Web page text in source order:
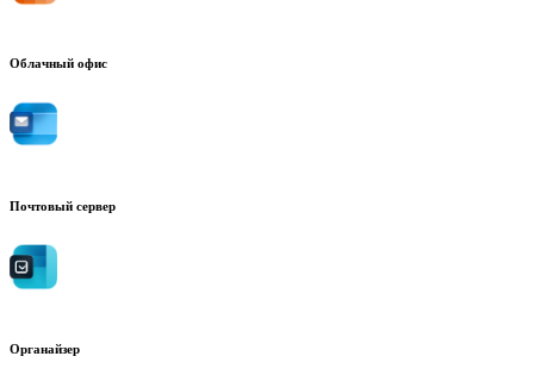
Облачный офис
Почтовый сервер
Органайзер